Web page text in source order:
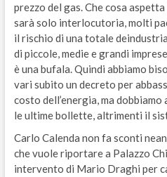
prezzo del gas. Che cosa
sarà solo interlocutoria, molti
il rischio di una totale
di piccole, medie e grandi
è una bufala. Quindi abbiamo
vari subito un decreto per
costo dell’energia, ma
le ultime bollette, altrimenti il
Carlo Calenda non fa sconti
che vuole riportare a Palazzo
intervento di Mario Draghi per